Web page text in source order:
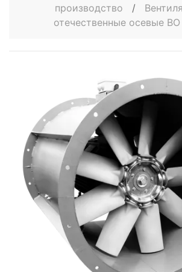
производство
/
отечественные осевые ВО